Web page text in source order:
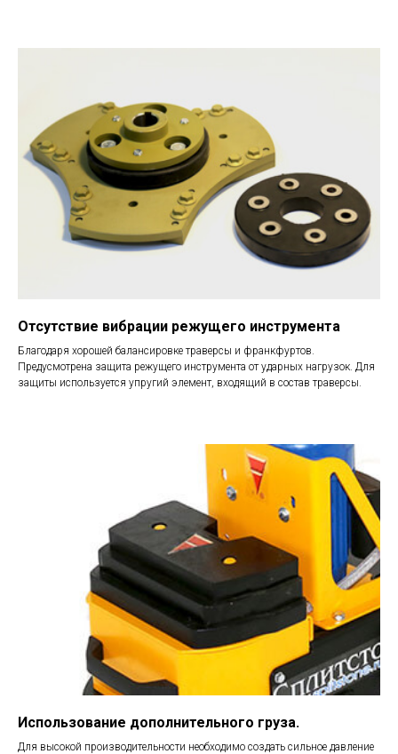
Отсутствие вибрации режущего инструмента
Благодаря хорошей балансировке траверсы и франкфуртов.
Предусмотрена защита режущего инструмента от ударных нагрузок. Для
защиты используется упругий элемент, входящий в состав траверсы.
Использование дополнительного груза.
Для высокой производительности необходимо создать сильное давление